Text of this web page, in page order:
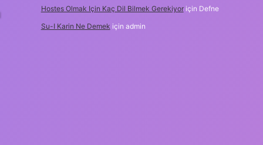
Hostes Olmak Için Kaç Dil Bilmek Gerekiyoriçin Defne
Su-I Karin Ne Demek için admin